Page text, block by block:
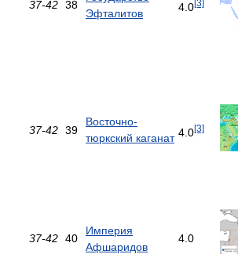
37-42 38
Эфталитов
4.0 [3]
37-42 39
Восточно-
тюркский каганат 4.0[3]
37-42 40
Империя
Афшаридов
4.0